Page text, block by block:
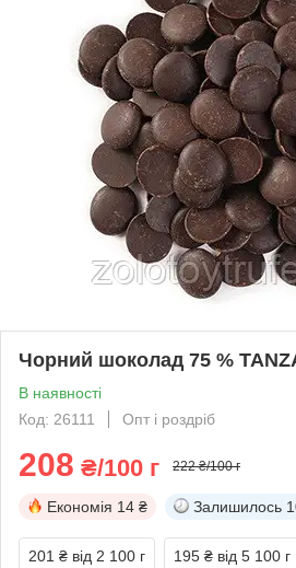
Чорний шоколад 75 %
В наявності
Код: 26111
Опт і роздріб
208 ₴/100 г 222 ₴/100 г
Економія 14 ₴ Залишилось
201 ₴ від 2 100 г 195 ₴ від 5 100 г